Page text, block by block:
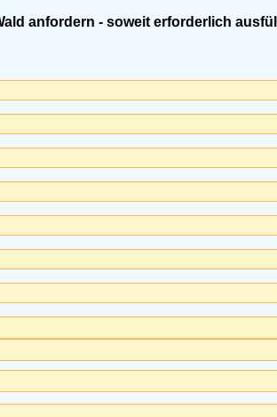
anfordern - soweit erforderlich